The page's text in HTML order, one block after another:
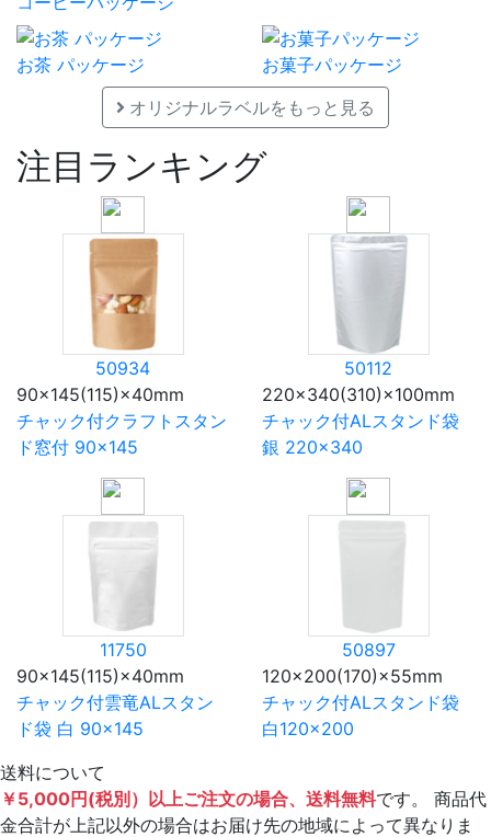
お茶 パッケージ
お菓子パッケージ
オリジナルラベルをもっと見る
注目ランキング
50934
90×145(115)×40mm
チャック付クラフトスタン
ド窓付 90×145
50112
220×340(310)×100mm
チャック付ALスタンド袋
銀 220×340
11750
90×145(115)×40mm
チャック付雲竜ALスタン
ド袋 白 90×145
50897
120×200(170)×55mm
チャック付ALスタンド袋
白120×200
送料について
￥5,000円(税別）以上ご注文の場合、送料無料です。 商品代
金合計が上記以外の場合はお届け先の地域によって異なりま